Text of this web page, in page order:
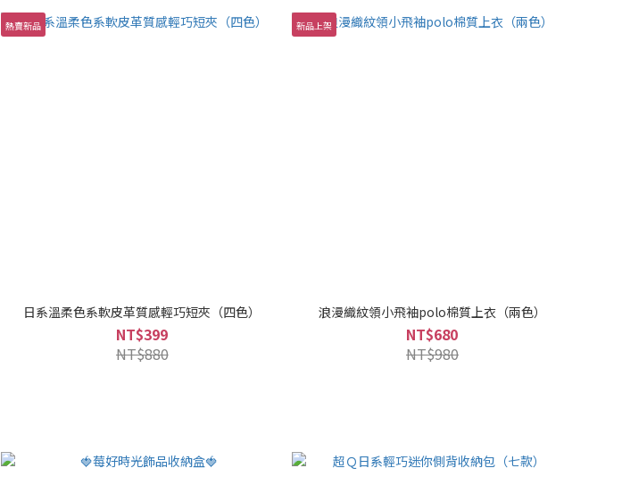
熱賣新品
日系溫柔色系軟皮革質感輕巧短夾（四色）
NT$399
NT$880
新品上架
浪漫織紋領小飛袖polo棉質上衣（兩色）
NT$680
NT$980